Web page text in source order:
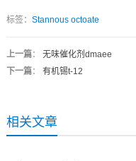
标签： Stannous octoate
上一篇： 无味催化剂dmaee
下一篇： 有机锡t-12
相关文章